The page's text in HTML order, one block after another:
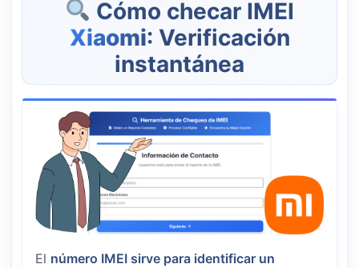
Cómo checar IMEI
Xiaomi: Verificación
instantánea
El número IMEI sirve para identificar un